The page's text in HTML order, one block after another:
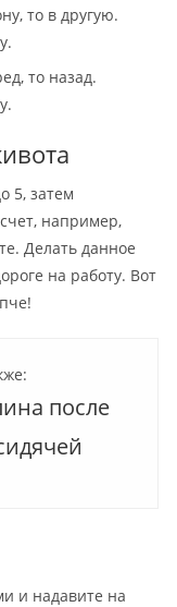
то в другую.
то назад.
5, затем
например,
Делать данное
на работу. Вот
после
и надавите на